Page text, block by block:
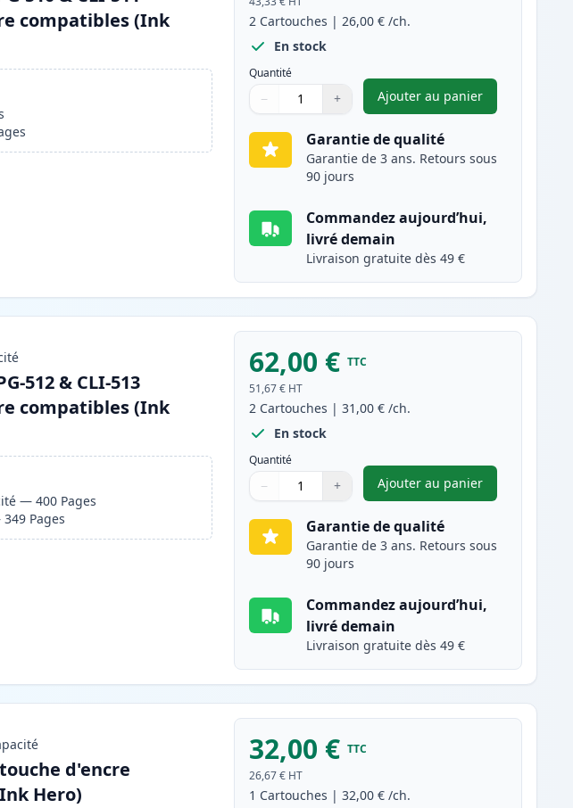
compatibles (Ink
2 Cartouches |26,00 € /ch.
En stock
Quantité
Quantité
Utilisez les boutons pour ajuster
− +
Quantité
Ajouter au panier
,Pack de 2 Canon PG-
Garantie de qualité
Garantie de 3 ans. Retours sous
90 jours
Commandez aujourd’hui,
livré demain
Livraison gratuite dès 49 €
512 & CLI-513
compatibles (Ink
—400 Pages
349 Pages
62,00 € TTC
51,67 € HT
2 Cartouches |31,00 € /ch.
En stock
Quantité
Quantité
Utilisez les boutons pour ajuster
− +
Quantité
Ajouter au panier
,Pack de 2 Canon PG-
Garantie de qualité
Garantie de 3 ans. Retours sous
90 jours
Commandez aujourd’hui,
livré demain
Livraison gratuite dès 49 €
d'encre
Hero)
32,00 € TTC
26,67 € HT
1 Cartouches |32,00 € /ch.